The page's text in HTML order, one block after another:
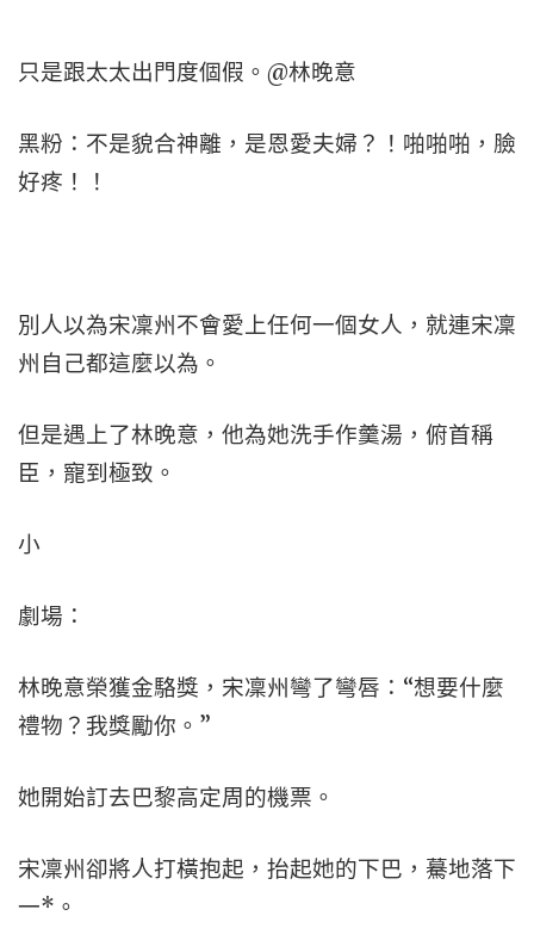
只是跟太太出門度個假。@林晚意
黑粉：不是貌合神離，是恩愛夫婦？！啪啪啪，臉
好疼！！
別人以為宋凜州不會愛上任何一個女人，就連宋凜
州自己都這麼以為。
但是遇上了林晚意，他為她洗手作羹湯，俯首稱
臣，寵到極致。
小
劇場：
林晚意榮獲金駱獎，宋凜州彎了彎唇：“想要什麼
禮物？我獎勵你。”
她開始訂去巴黎高定周的機票。
宋凜州卻將人打橫抱起，抬起她的下巴，驀地落下
一*。